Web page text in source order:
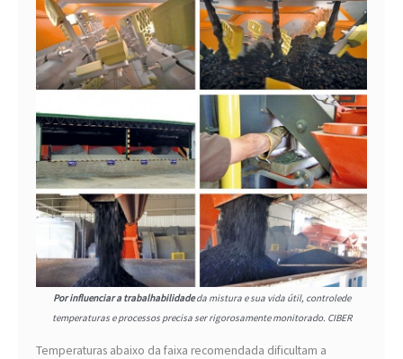
Por influenciar a trabalhabilidadeda mistura e sua vida útil, controlede
temperaturas e processos precisa ser rigorosamente monitorado. CIBER
Temperaturas abaixo da faixa recomendada dificultam a